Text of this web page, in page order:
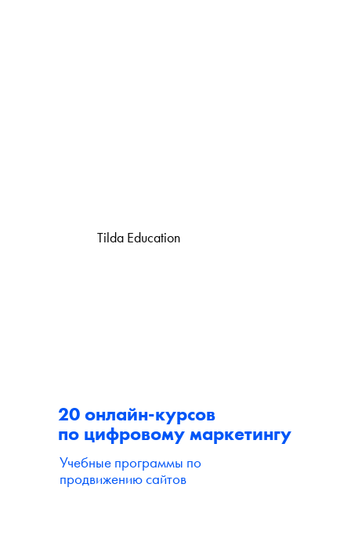
20 онлайн-курсов
по цифровому маркетингу
Учебные программы по
продвижению сайтов
Tilda Education